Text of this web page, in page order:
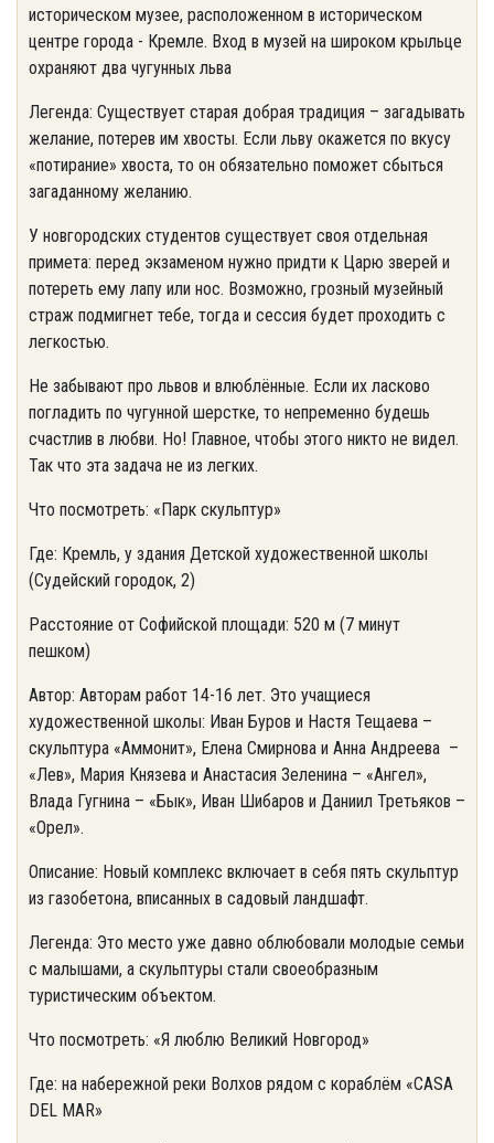
историческом музее, расположенном в историческом
центре города - Кремле. Вход в музей на широком крыльце
охраняют два чугунных льва
Легенда: Существует старая добрая традиция – загадывать
желание, потерев им хвосты. Если льву окажется по вкусу
«потирание» хвоста, то он обязательно поможет сбыться
загаданному желанию.
У новгородских студентов существует своя отдельная
примета: перед экзаменом нужно придти к Царю зверей и
потереть ему лапу или нос. Возможно, грозный музейный
страж подмигнет тебе, тогда и сессия будет проходить с
легкостью.
Не забывают про львов и влюблённые. Если их ласково
погладить по чугунной шерстке, то непременно будешь
счастлив в любви. Но! Главное, чтобы этого никто не видел.
Так что эта задача не из легких.
Что посмотреть: «Парк скульптур»
Где: Кремль, у здания Детской художественной школы
(Судейский городок, 2)
Расстояние от Софийской площади: 520 м (7 минут
пешком)
Автор: Авторам работ 14-16 лет. Это учащиеся
художественной школы: Иван Буров и Настя Тещаева –
скульптура «Аммонит», Елена Смирнова и Анна Андреева –
«Лев», Мария Князева и Анастасия Зеленина – «Ангел»,
Влада Гугнина – «Бык», Иван Шибаров и Даниил Третьяков –
«Орел».
Описание: Новый комплекс включает в себя пять скульптур
из газобетона, вписанных в садовый ландшафт.
Легенда: Это место уже давно облюбовали молодые семьи
с малышами, а скульптуры стали своеобразным
туристическим объектом.
Что посмотреть: «Я люблю Великий Новгород»
Где: на набережной реки Волхов рядом с кораблём «CASA
DEL MAR»